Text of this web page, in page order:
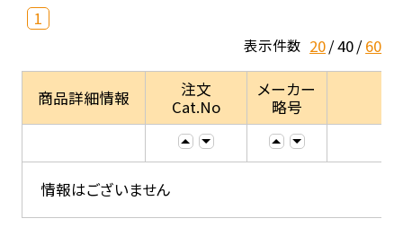
1
表示件数 20 40 60
商品詳細情報
注文
Cat.No
メーカー
略号
情報はございません